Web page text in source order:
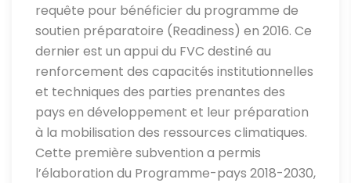
requête pour bénéficier du programme de
soutien préparatoire (Readiness) en 2016. Ce
dernier est un appui du FVC destiné au
renforcement des capacités institutionnelles
et techniques des parties prenantes des
pays en développement et leur préparation
à la mobilisation des ressources climatiques.
Cette première subvention a permis
l’élaboration du Programme-pays 2018-2030,